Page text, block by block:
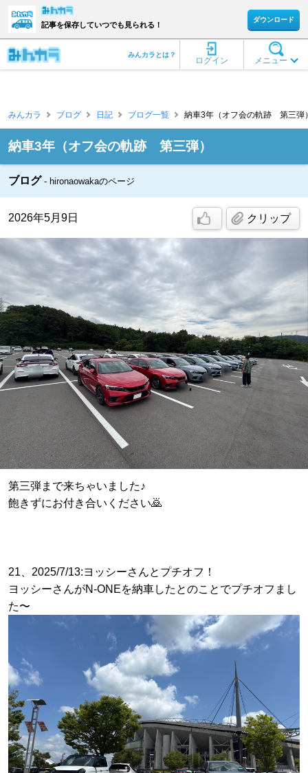
記事を保存していつでも見られる！
ダウンロード
メニュー
ログイン
みんカラとは？
みんカラ ブログ 日記 ブログ一覧 納車3年（オフ会の軌跡 第三弾
納車3年（オフ会の軌跡 第三弾）
ブログ hironaowakaのページ
2026年5月9日 クリップ
第三弾まで来ちゃいました♪
飽きずにお付き合いください🙇
21、2025/7/13:ヨッシーさんとプチオフ！
ヨッシーさんがN-ONEを納車したとのことでプチオフまし
た〜